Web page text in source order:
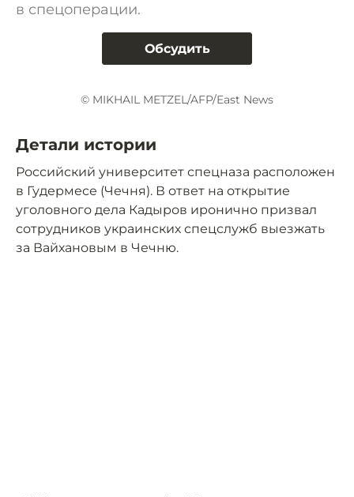
в спецоперации.
Обсудить
© MIKHAIL METZEL/AFP/East News
Детали истории
Российский университет спецназа расположен
в Гудермесе (Чечня). В ответ на открытие
уголовного дела Кадыров иронично призвал
сотрудников украинских спецслужб выезжать
за Вайхановым в Чечню.